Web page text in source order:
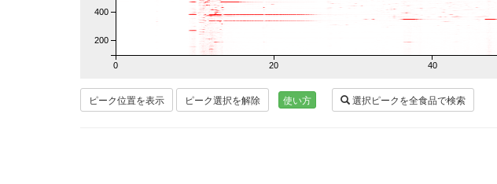
0 20 40
200
400
ピーク位置を表示 ピーク選択を解除 使い方 選択ピークを全食品で検索